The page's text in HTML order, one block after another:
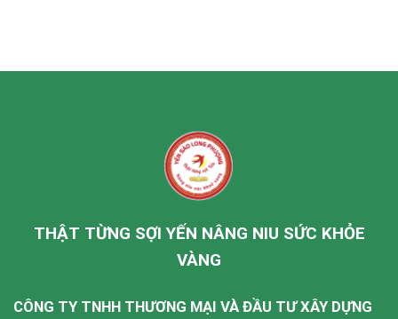
THẬT TỪNG SỢI YẾN NÂNG NIU SỨC KHỎE
VÀNG
CÔNG TY TNHH THƯƠNG MẠI VÀ ĐẦU TƯ XÂY DỰNG